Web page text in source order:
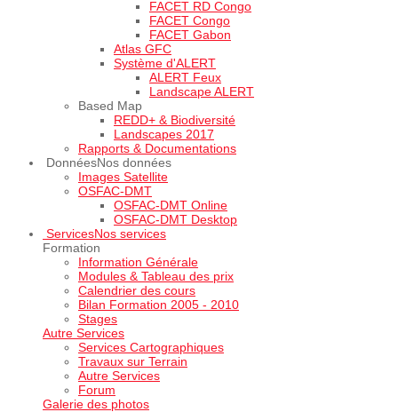
FACET RD Congo
FACET Congo
FACET Gabon
Atlas GFC
Système d'ALERT
ALERT Feux
Landscape ALERT
Based Map
REDD+ & Biodiversité
Landscapes 2017
Rapports & Documentations
DonnéesNos données
Images Satellite
OSFAC-DMT
OSFAC-DMT Online
OSFAC-DMT Desktop
ServicesNos services
Formation
Information Générale
Modules & Tableau des prix
Calendrier des cours
Bilan Formation 2005 - 2010
Stages
Autre Services
Services Cartographiques
Travaux sur Terrain
Autre Services
Forum
Galerie des photos